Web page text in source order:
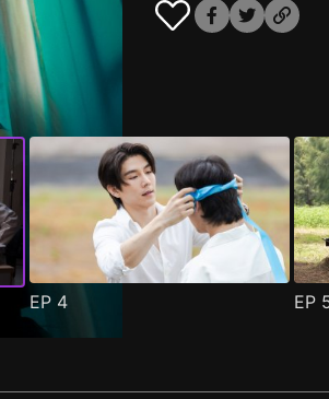
EP 4 EP